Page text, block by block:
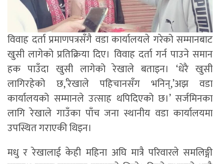
विवाह दर्ता प्रमाणपत्रसँगै वडा कार्यालयले गरेको सम्मानबाट
खुसी लागेको प्रतिक्रिया दिए। विवाह दर्ता गर्न पाउने समान
हक पाउँदा खुसी लागेको रेखाले बताइन। ‘धेरै खुसी
लागिरहेको छ,’रेखाले पहिचानसँग भनिन्,’अझ वडा
कार्यालयको सम्मानले उत्साह थपिदिएको छ।’ सर्जमिनका
लागि रेखाले गाउँका पाँच जना स्थानीय वडा कार्यालयमा
उपस्थित गराएकी थिइन।
मधु र रेखालाई केही महिना अघि मात्रै परिवारले समलिङ्गी